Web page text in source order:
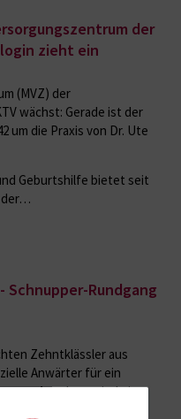
der
zieht ein
(MVZ) der
wächst: Gerade ist der
um die Praxis von Dr. Ute
Geburtshilfe bietet seit
der…
Schnupper-Rundgang
Zehntklässler aus
Anwärter für ein
Angebote sind eine